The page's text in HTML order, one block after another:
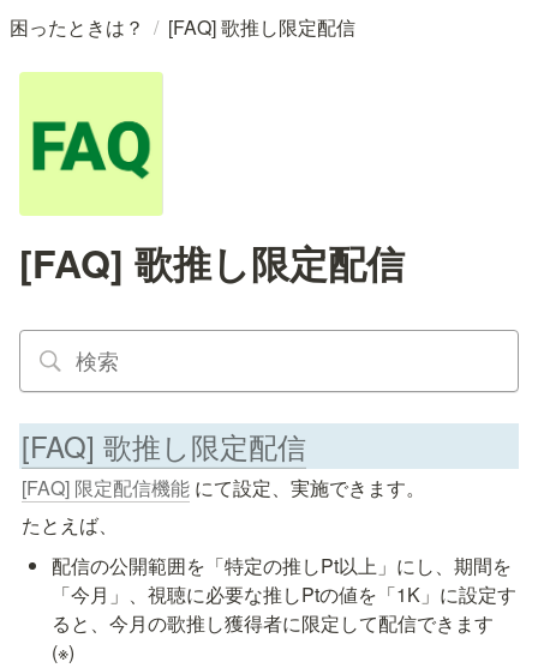
困ったときは？ / [FAQ] 歌推し限定配信
[FAQ] 歌推し限定配信
[FAQ] 歌推し限定配信
[FAQ] 限定配信機能 にて設定、実施できます。
たとえば、
配信の公開範囲を「特定の推しPt以上」にし、期間を
「今月」、視聴に必要な推しPtの値を「1K」に設定す
ると、今月の歌推し獲得者に限定して配信できます
(※)